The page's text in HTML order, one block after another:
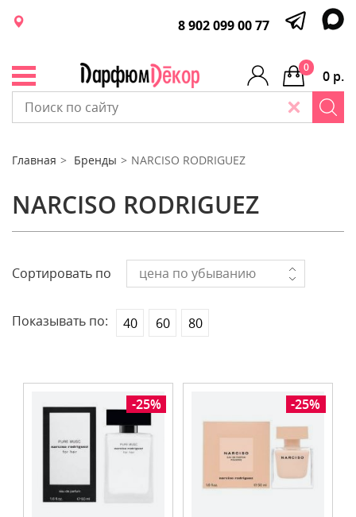
8 902 099 00 77
0 р.
0
Главная Бренды NARCISO RODRIGUEZ
NARCISO RODRIGUEZ
Сортировать по цена по убыванию
Показывать по: 40 60 80
-25% -25%